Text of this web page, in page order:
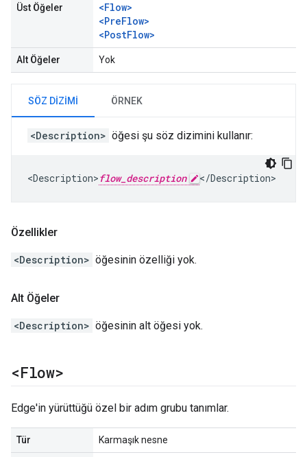
Üst Öğeler
<Flow>
<PreFlow>
<PostFlow>
Alt Öğeler Yok
SÖZ DIZIMI ÖRNEK
<Description> öğesi şu söz dizimini kullanır:
<Description>flow_description </Description>
Özellikler
<Description> öğesinin özelliği yok.
Alt Öğeler
<Description> öğesinin alt öğesi yok.
<Flow>
Edge'in yürüttüğü özel bir adım grubu tanımlar.
Tür Karmaşık nesne